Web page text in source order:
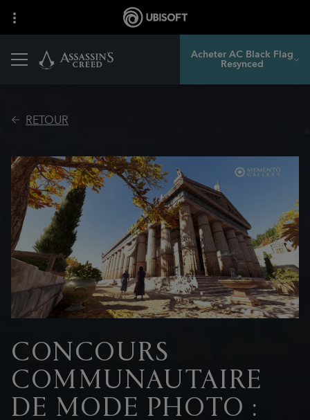
Acheter AC Black Flag
Resynced
RETOUR
CONCOURS
COMMUNAUTAIRE
DE MODE PHOTO :